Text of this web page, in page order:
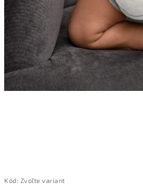
Kód: Zvoľte variant